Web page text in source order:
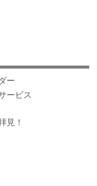
ー
ービス
見！